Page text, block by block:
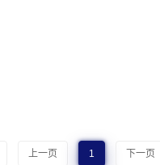
上一页 1 下一页